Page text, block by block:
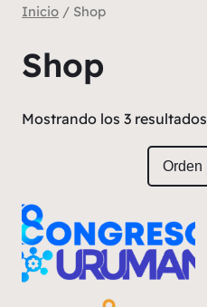
Saltar
contenido
Inicio / Shop
Shop
Mostrando los 3 resultados